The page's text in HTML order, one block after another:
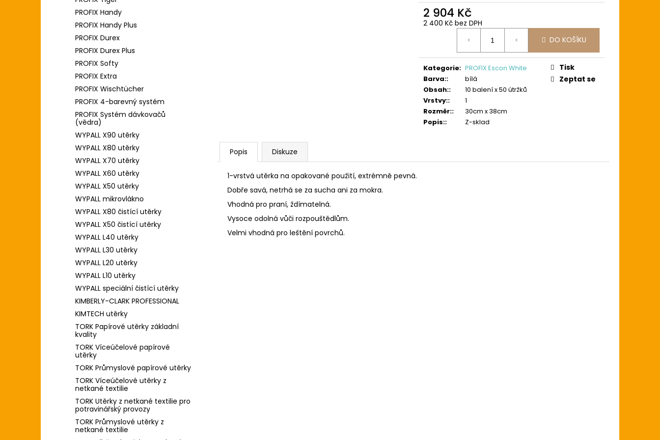
PROFIX Handy
PROFIX Handy Plus
PROFIX Durex
PROFIX Durex Plus
PROFIX Softy
PROFIX Extra
PROFIX Wischtücher
PROFIX 4-barevný systém
PROFIX Systém dávkovačů
(vědra)
WYPALL X90 utěrky
WYPALL X80 utěrky
WYPALL X70 utěrky
WYPALL X60 utěrky
WYPALL X50 utěrky
WYPALL mikrovlákno
WYPALL X80 čistící utěrky
WYPALL X50 čistící utěrky
WYPALL L40 utěrky
WYPALL L30 utěrky
WYPALL L20 utěrky
WYPALL L10 utěrky
WYPALL speciální čistící utěrky
KIMBERLY-CLARK PROFESSIONAL
KIMTECH utěrky
TORK Papírové utěrky základní
kvality
TORK Víceúčelové papírové
utěrky
TORK Průmyslové papírové utěrky
TORK Víceúčelové utěrky z
netkané textilie
TORK Utěrky z netkané textilie pro
potravinářský provozy
TORK Průmyslové utěrky z
netkané textilie
2 904 Kč
2 400 Kč bez DPH
DO KOŠÍKU
Kategorie: PROFIX Escon White
Barva::
bílá
Obsah::
10 balení x 50 útržků
Vrstvy::
1
Rozměr::
30cm x 38cm
Popis:: Z-sklad
Tisk
Zeptat se
Popis Diskuze
1-vrstvá utěrka na opakované použití, extrémně pevná.
Dobře savá, netrhá se za sucha ani za mokra.
Vhodná pro praní, ždímatelná.
Vysoce odolná vůči rozpouštědlům.
Velmi vhodná pro leštění povrchů.